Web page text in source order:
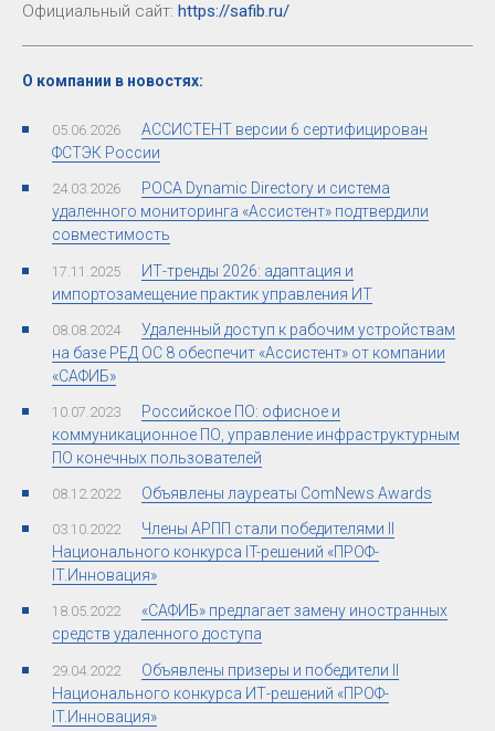
Официальный сайт: https://safib.ru/
О компании в новостях:
05.06.2026
АССИСТЕНТ версии 6 сертифицирован
ФСТЭК России
24.03.2026
РОСА Dynamic Directory и система
удаленного мониторинга «Ассистент» подтвердили
совместимость
17.11.2025
ИТ-тренды 2026: адаптация и
импортозамещение практик управления ИТ
08.08.2024
Удаленный доступ к рабочим устройствам
на базе РЕД ОС 8 обеспечит «Ассистент» от компании
«САФИБ»
10.07.2023
Российское ПО: офисное и
коммуникационное ПО, управление инфраструктурным
ПО конечных пользователей
08.12.2022 Объявлены лауреаты ComNews Awards
03.10.2022
Члены АРПП стали победителями II
Национального конкурса IT-решений «ПРОФ-
IT.Инновация»
18.05.2022
«САФИБ» предлагает замену иностранных
средств удаленного доступа
29.04.2022
Объявлены призеры и победители II
Национального конкурса ИТ-решений «ПРОФ-
IT.Инновация»